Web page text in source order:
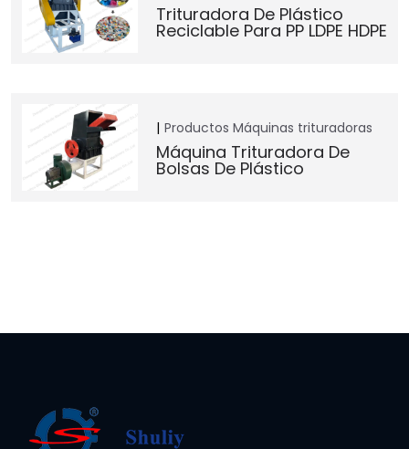
Trituradora De Plástico
Reciclable Para PP LDPE HDPE
Productos Máquinas trituradoras
Máquina Trituradora De
Bolsas De Plástico